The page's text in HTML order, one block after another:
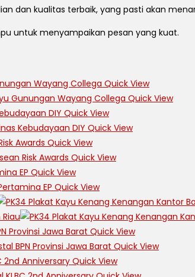
dan kualitas terbaik, yang pasti akan
untuk menyampaikan pesan yang kuat.
Quick View
Quick View
Quick View
Quick View
Quick View
Quick View
Quick View
Quick View
Quick View
Quick View
Quick View